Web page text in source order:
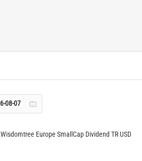
Wisdomtree Europe SmallCap Dividend TR USD